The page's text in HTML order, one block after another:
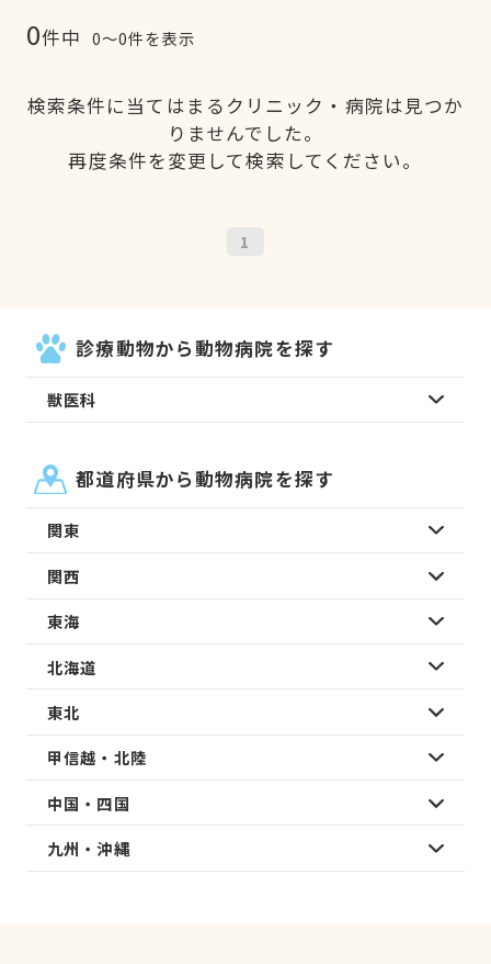
0件中 0〜0件を表示
検索条件に当てはまるクリニック・病院は見つか
りませんでした。
再度条件を変更して検索してください。
1
診療動物から動物病院を探す
獣医科
都道府県から動物病院を探す
関東
関西
東海
北海道
東北
甲信越・北陸
中国・四国
九州・沖縄